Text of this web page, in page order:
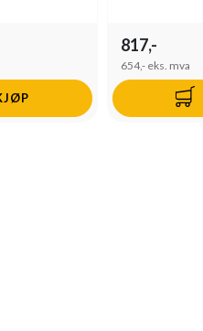
817,-
654,- eks. mva